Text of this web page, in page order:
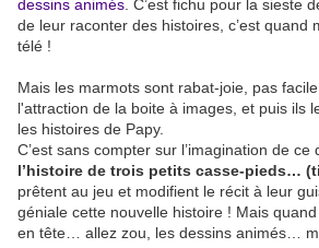
dessins animés . C’est fichu pour la sieste
de leur raconter des histoires, c’est quand
télé !
Mais les marmots sont rabat-joie, pas
l'attraction de la boite à images, et puis ils
les histoires de Papy.
C’est sans compter sur l’imagination de ce
l’histoire de trois petits casse-pieds…
prêtent au jeu et modifient le récit à leur
géniale cette nouvelle histoire ! Mais
en tête… allez zou, les dessins animés…